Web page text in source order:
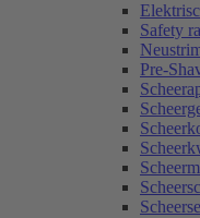
Safety
Pre-